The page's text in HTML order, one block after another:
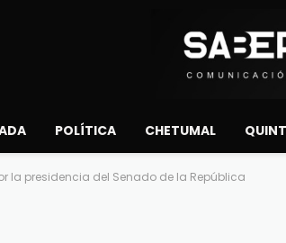
POLÍTICA CHETUMAL
la presidencia del Senado de la República